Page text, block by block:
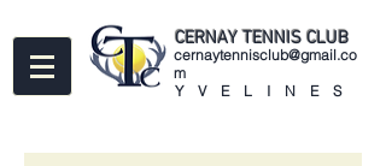
CERNAYTENNIS CLUB
cernaytennisclub@gmail.co
m
YVELINES